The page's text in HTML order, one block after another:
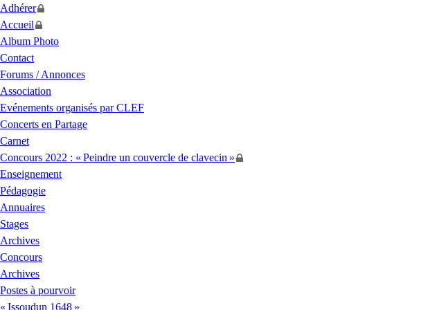
Adhérer
Accueil
Album Photo
Contact
Forums / Annonces
Association
Evénements organisés parCLEF
Concerts en Partage
Carnet
Concours 2022 : « Peindre un couvercle de clavecin »
Enseignement
Pédagogie
Annuaires
Stages
Archives
Concours
Archives
Postes à pourvoir
« Issoudun 1648 »